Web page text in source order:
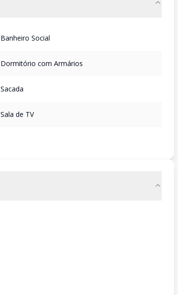
Banheiro Social
Dormitório com Armários
Sacada
Sala de TV